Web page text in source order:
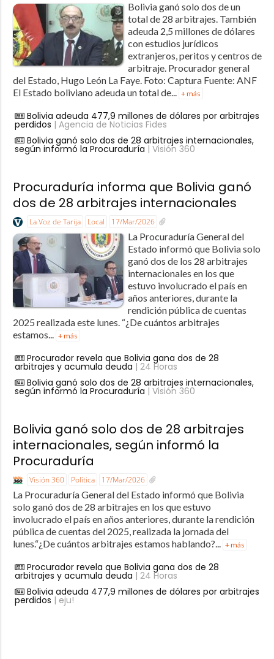
Bolivia ganó solo dos de un
total de 28 arbitrajes. También
adeuda 2,5 millones de dólares
con estudios jurídicos
extranjeros, peritos y centros de
arbitraje. Procurador general
del Estado, Hugo León La Faye. Foto: Captura Fuente: ANF
El Estado boliviano adeuda un total de... + más
Bolivia adeuda 477,9 millones de dólares por arbitrajes
perdidos | Agencia de Noticias Fides
Bolivia ganó solo dos de 28 arbitrajes internacionales,
según informó la Procuraduría | Visión 360
Procuraduría informa que Bolivia ganó
dos de 28 arbitrajes internacionales
La Voz de Tarija Local 17/Mar/2026
La Procuraduría General del
Estado informó que Bolivia solo
ganó dos de los 28 arbitrajes
internacionales en los que
estuvo involucrado el país en
años anteriores, durante la
rendición pública de cuentas
2025 realizada este lunes. “¿De cuántos arbitrajes
estamos... + más
Procurador revela que Bolivia gana dos de 28
arbitrajes y acumula deuda | 24 Horas
Bolivia ganó solo dos de 28 arbitrajes internacionales,
según informó la Procuraduría | Visión 360
Bolivia ganó solo dos de 28 arbitrajes
internacionales, según informó la
Procuraduría
Visión 360 Política 17/Mar/2026
La Procuraduría General del Estado informó que Bolivia
solo ganó dos de 28 arbitrajes en los que estuvo
involucrado el país en años anteriores, durante la rendición
pública de cuentas del 2025, realizada la jornada del
lunes.“¿De cuántos arbitrajes estamos hablando?... + más
Procurador revela que Bolivia gana dos de 28
arbitrajes y acumula deuda | 24 Horas
Bolivia adeuda 477,9 millones de dólares por arbitrajes
perdidos | eju!